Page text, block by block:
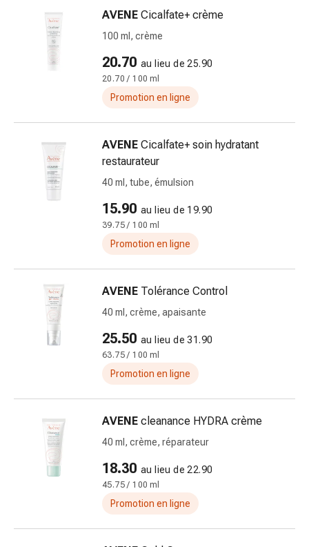
médicaux
Oreilles
et
Troubles
l'oreille
Soins
oreilles
yeux
Inflammation
yeux
Pansements
yeux
Hygiène
et
Circulation
cardiaque
AVENE Cicalfate+ crème
100 ml, crème
20.70 au lieu de 25.90
20.70 / 100 ml
Promotion en ligne
AVENE Cicalfate+ soin hydratant
restaurateur
40 ml, tube, émulsion
15.90 au lieu de 19.90
39.75 / 100 ml
Promotion en ligne
AVENE Tolérance Control
40 ml, crème, apaisante
25.50 au lieu de 31.90
63.75 / 100 ml
Promotion en ligne
AVENE cleanance HYDRA crème
40 ml, crème, réparateur
18.30 au lieu de 22.90
45.75 / 100 ml
Promotion en ligne